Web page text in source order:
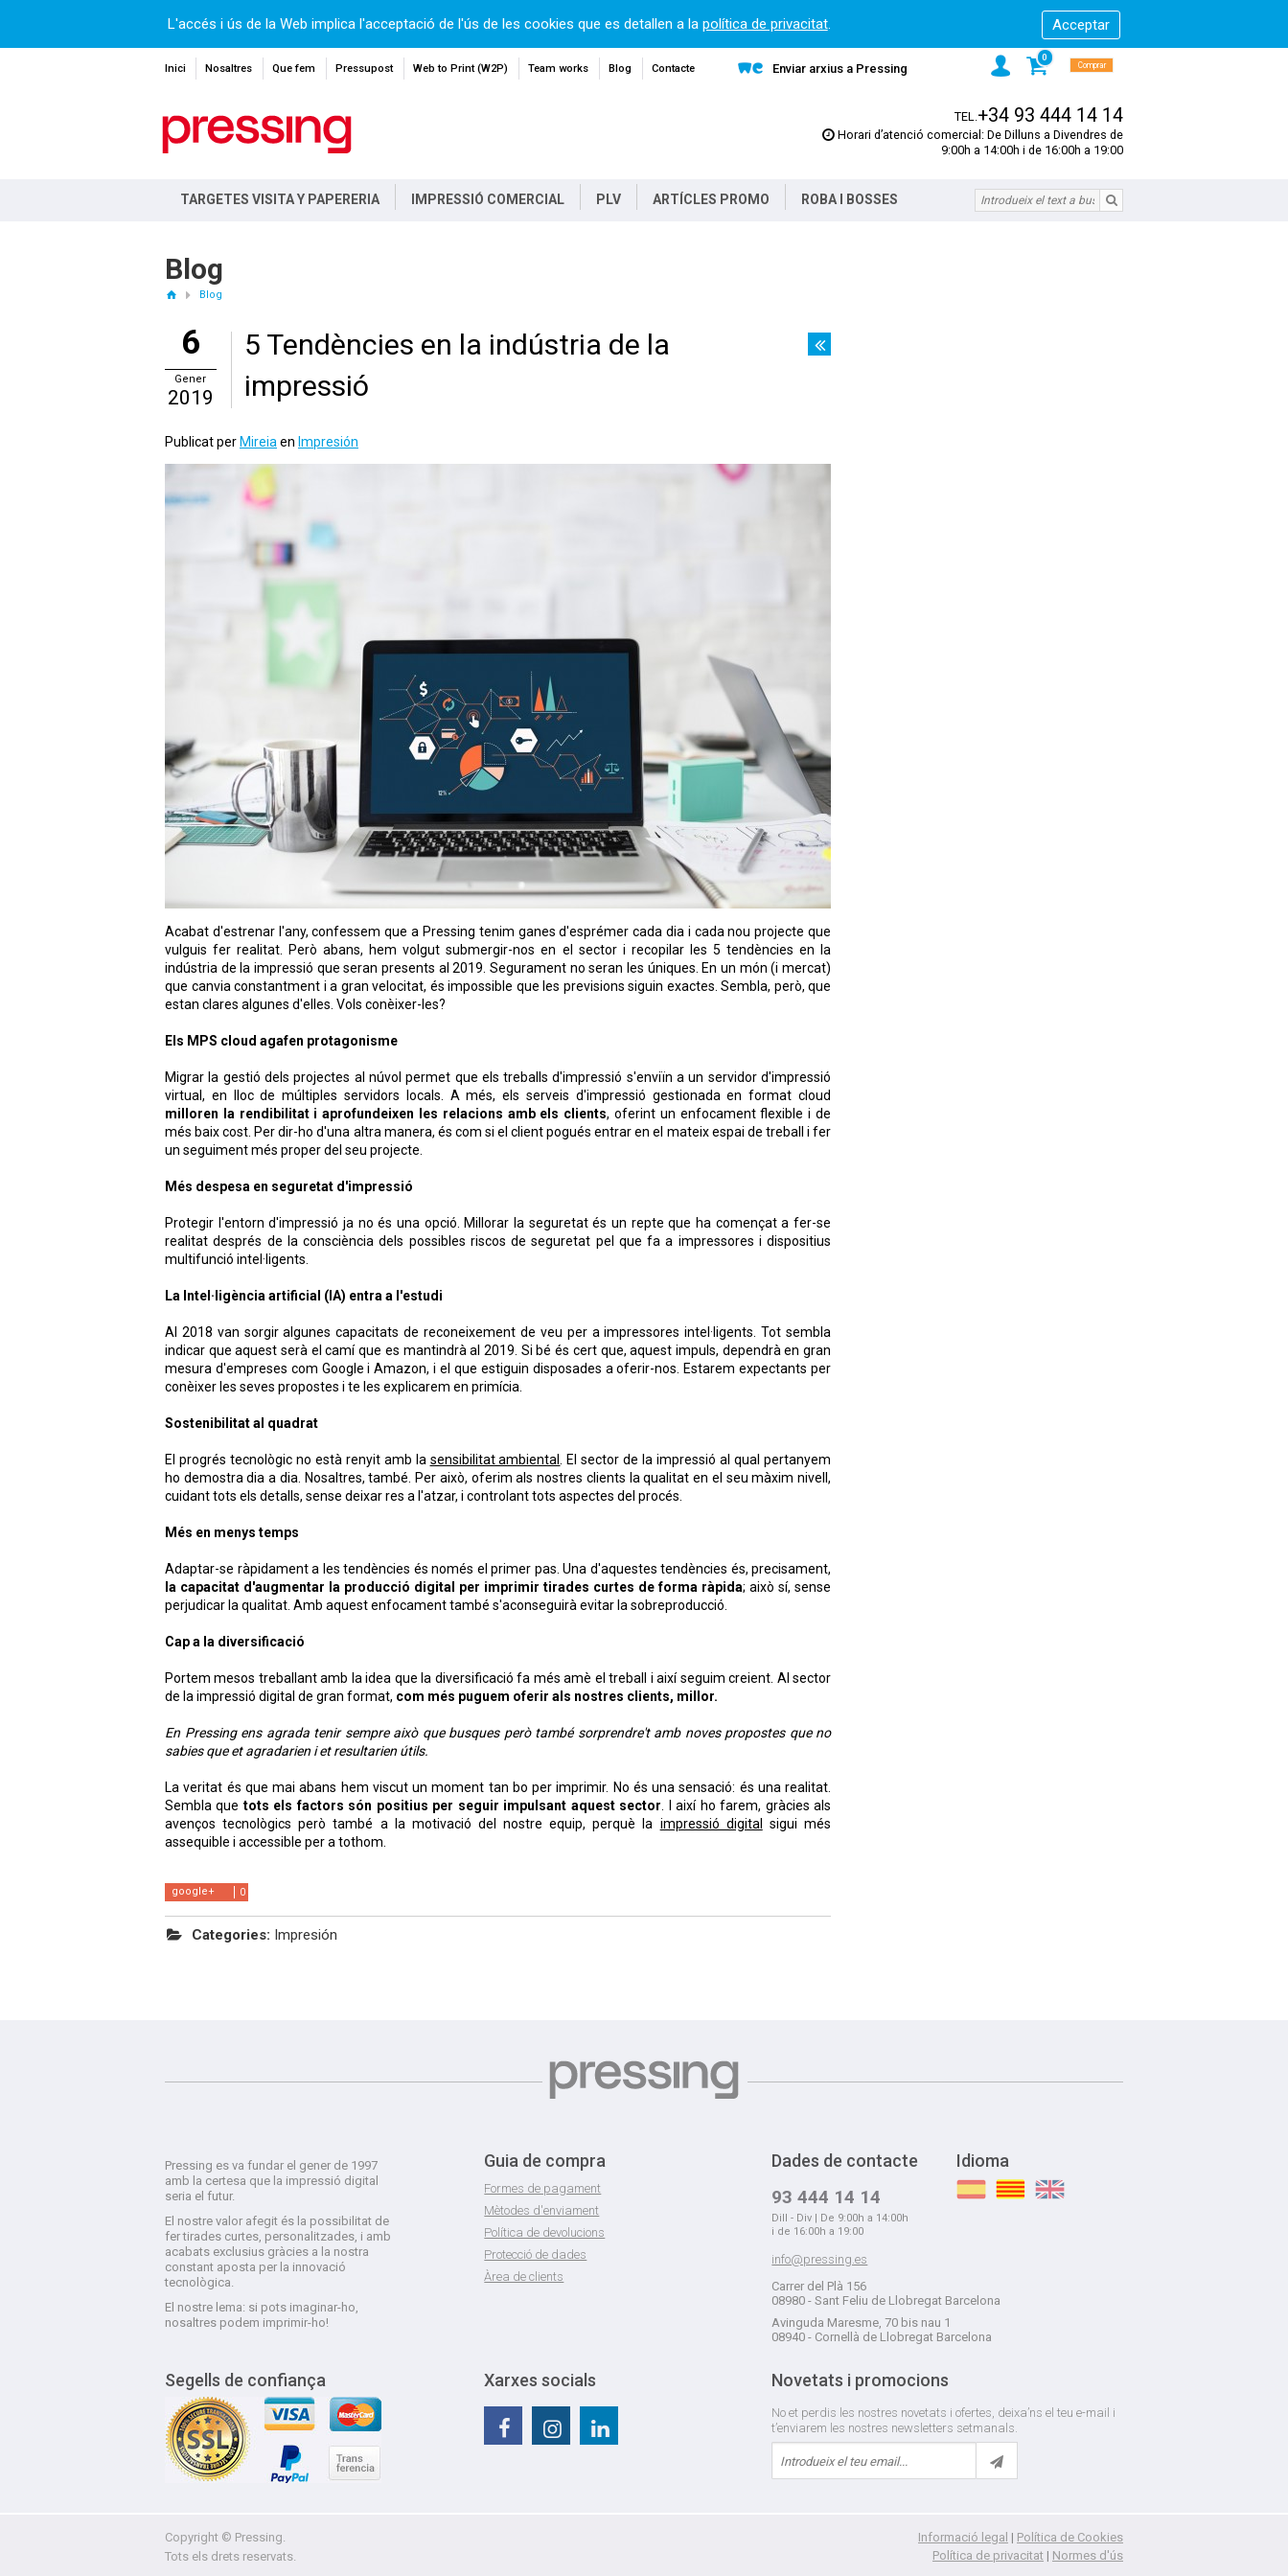
L'accés i ús de la Web implica l'acceptació de l'ús de les cookies que es detallen a la política de privacitat.
Inici Nosaltres Que fem Pressupost Web to Print (W2P) Team works Blog Contacte Enviar arxius a Pressing
0
Comprar
TEL.+34 93 444 14 14
Horari d’atenció comercial: De Dilluns a Divendres de
9:00h a 14:00h i de 16:00h a 19:00
TARGETES VISITA Y PAPERERIA IMPRESSIÓ COMERCIAL PLV ARTÍCLES PROMO ROBA I BOSSES
Blog
Blog
6
Gener
2019
5 Tendències en la indústria de la
impressió
Publicat per Mireia en Impresión
Acabat d'estrenar l'any, confessem que a Pressing tenim ganes d'esprémer cada dia i cada nou projecte que
vulguis fer realitat. Però abans, hem volgut submergir-nos en el sector i recopilar les 5 tendències en la
indústria de la impressió que seran presents al 2019. Segurament no seran les úniques. En un món (i mercat)
que canvia constantment i a gran velocitat, és impossible que les previsions siguin exactes. Sembla, però, que
estan clares algunes d'elles. Vols conèixer-les?
Els MPS cloud agafen protagonisme
Migrar la gestió dels projectes al núvol permet que els treballs d'impressió s'enviïn a un servidor d'impressió
virtual, en lloc de múltiples servidors locals. A més, els serveis d'impressió gestionada en format cloud
milloren la rendibilitat i aprofundeixen les relacions amb els clients, oferint un enfocament flexible i de
més baix cost. Per dir-ho d'una altra manera, és com si el client pogués entrar en el mateix espai de treball i fer
un seguiment més proper del seu projecte.
Més despesa en seguretat d'impressió
Protegir l'entorn d'impressió ja no és una opció. Millorar la seguretat és un repte que ha començat a fer-se
realitat després de la consciència dels possibles riscos de seguretat pel que fa a impressores i dispositius
multifunció intel·ligents.
La Intel·ligència artificial (IA) entra a l'estudi
Al 2018 van sorgir algunes capacitats de reconeixement de veu per a impressores intel·ligents. Tot sembla
indicar que aquest serà el camí que es mantindrà al 2019. Si bé és cert que, aquest impuls, dependrà en gran
mesura d'empreses com Google i Amazon, i el que estiguin disposades a oferir-nos. Estarem expectants per
conèixer les seves propostes i te les explicarem en primícia.
Sostenibilitat al quadrat
El progrés tecnològic no està renyit amb la sensibilitat ambiental
. El sector de la impressió al qual pertanyem
ho demostra dia a dia. Nosaltres, també. Per això, oferim als nostres clients la qualitat en el seu màxim nivell,
cuidant tots els detalls, sense deixar res a l'atzar, i controlant tots aspectes del procés.
Més en menys temps
Adaptar-se ràpidament a les tendències és només el primer pas. Una d'aquestes tendències és, precisament,
la capacitat d'augmentar la producció digital per imprimir tirades curtes de forma ràpida; això sí, sense
perjudicar la qualitat. Amb aquest enfocament també s'aconseguirà evitar la sobreproducció.
Cap a la diversificació
Portem mesos treballant amb la idea que la diversificació fa més amè el treball i així seguim creient. Al sector
de la impressió digital de gran format, com més puguem oferir als nostres clients, millor.
En Pressing ens agrada tenir sempre això que busques però també sorprendre't amb noves propostes que no
sabies que et agradarien i et resultarien útils.
La veritat és que mai abans hem viscut un moment tan bo per imprimir. No és una sensació: és una realitat.
Sembla que tots els factors són positius per seguir impulsant aquest sector . I així ho farem, gràcies als
avenços tecnològics però també a la motivació del nostre equip, perquè la impressió digital
sigui més
assequible i accessible per a tothom.
0
google+
Categories: Impresión
Pressing es va fundar el gener de 1997
amb la certesa que la impressió digital
seria el futur.
El nostre valor afegit és la possibilitat de
fer tirades curtes, personalitzades, i amb
acabats exclusius gràcies a la nostra
constant aposta per la innovació
tecnològica.
El nostre lema: si pots imaginar-ho,
nosaltres podem imprimir-ho!
Guia de compra
Formes de pagament
Mètodes d'enviament
Política de devolucions
Protecció de dades
Àrea de clients
Dades de contacte
93 444 14 14
Dill - Div | De 9:00h a 14:00h
i de 16:00h a 19:00
info@pressing.es
Carrer del Plà 156
08980 - Sant Feliu de Llobregat Barcelona
Avinguda Maresme, 70 bis nau 1
08940 - Cornellà de Llobregat Barcelona
Idioma
Segells de confiança Xarxes socials Novetats i promocions
No et perdis les nostres novetats i ofertes, deixa’ns el teu e-mail i
t’enviarem les nostres newsletters setmanals.
Copyright © Pressing.
Tots els drets reservats.
Informació legal | Política de Cookies
Política de privacitat | Normes d'ús